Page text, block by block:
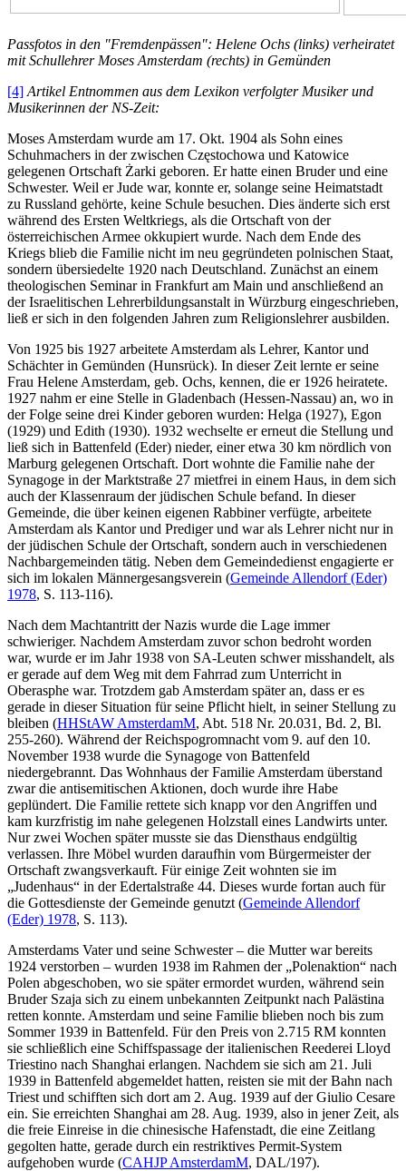
Passfotos in den "Fremdenpässen": Helene Ochs (links) verheiratet
mit Schullehrer Moses Amsterdam (rechts) in Gemünden
[4] Artikel Entnommen aus dem Lexikon verfolgter Musiker und
Musikerinnen der NS-Zeit:
Moses Amsterdam wurde am 17. Okt. 1904 als Sohn eines
Schuhmachers in der zwischen Częstochowa und Katowice
gelegenen Ortschaft Żarki geboren. Er hatte einen Bruder und eine
Schwester. Weil er Jude war, konnte er, solange seine Heimatstadt
zu Russland gehörte, keine Schule besuchen. Dies änderte sich erst
während des Ersten Weltkriegs, als die Ortschaft von der
österreichischen Armee okkupiert wurde. Nach dem Ende des
Kriegs blieb die Familie nicht im neu gegründeten polnischen Staat,
sondern übersiedelte 1920 nach Deutschland. Zunächst an einem
theologischen Seminar in Frankfurt am Main und anschließend an
der Israelitischen Lehrerbildungsanstalt in Würzburg eingeschrieben,
ließ er sich in den folgenden Jahren zum Religionslehrer ausbilden.
Von 1925 bis 1927 arbeitete Amsterdam als Lehrer, Kantor und
Schächter in Gemünden (Hunsrück). In dieser Zeit lernte er seine
Frau Helene Amsterdam, geb. Ochs, kennen, die er 1926 heiratete.
1927 nahm er eine Stelle in Gladenbach (Hessen-Nassau) an, wo in
der Folge seine drei Kinder geboren wurden: Helga (1927), Egon
(1929) und Edith (1930). 1932 wechselte er erneut die Stellung und
ließ sich in Battenfeld (Eder) nieder, einer etwa 30 km nördlich von
Marburg gelegenen Ortschaft. Dort wohnte die Familie nahe der
Synagoge in der Marktstraße 27 mietfrei in einem Haus, in dem sich
auch der Klassenraum der jüdischen Schule befand. In dieser
Gemeinde, die über keinen eigenen Rabbiner verfügte, arbeitete
Amsterdam als Kantor und Prediger und war als Lehrer nicht nur in
der jüdischen Schule der Ortschaft, sondern auch in verschiedenen
Nachbargemeinden tätig. Neben dem Gemeindedienst engagierte er
sich im lokalen Männergesangsverein (Gemeinde Allendorf (Eder)
1978, S. 113-116).
Nach dem Machtantritt der Nazis wurde die Lage immer
schwieriger. Nachdem Amsterdam zuvor schon bedroht worden
war, wurde er im Jahr 1938 von SA-Leuten schwer misshandelt, als
er gerade auf dem Weg mit dem Fahrrad zum Unterricht in
Oberasphe war. Trotzdem gab Amsterdam später an, dass er es
gerade in dieser Situation für seine Pflicht hielt, in seiner Stellung zu
bleiben (HHStAW AmsterdamM, Abt. 518 Nr. 20.031, Bd. 2, Bl.
255-260). Während der Reichspogromnacht vom 9. auf den 10.
November 1938 wurde die Synagoge von Battenfeld
niedergebrannt. Das Wohnhaus der Familie Amsterdam überstand
zwar die antisemitischen Aktionen, doch wurde ihre Habe
geplündert. Die Familie rettete sich knapp vor den Angriffen und
kam kurzfristig im nahe gelegenen Holzstall eines Landwirts unter.
Nur zwei Wochen später musste sie das Diensthaus endgültig
verlassen. Ihre Möbel wurden daraufhin vom Bürgermeister der
Ortschaft zwangsverkauft. Für einige Zeit wohnten sie im
„Judenhaus“ in der Edertalstraße 44. Dieses wurde fortan auch für
die Gottesdienste der Gemeinde genutzt (Gemeinde Allendorf
(Eder) 1978, S. 113).
Amsterdams Vater und seine Schwester – die Mutter war bereits
1924 verstorben – wurden 1938 im Rahmen der „Polenaktion“ nach
Polen abgeschoben, wo sie später ermordet wurden, während sein
Bruder Szaja sich zu einem unbekannten Zeitpunkt nach Palästina
retten konnte. Amsterdam und seine Familie blieben noch bis zum
Sommer 1939 in Battenfeld. Für den Preis von 2.715 RM konnten
sie schließlich eine Schiffspassage der italienischen Reederei Lloyd
Triestino nach Shanghai erlangen. Nachdem sie sich am 21. Juli
1939 in Battenfeld abgemeldet hatten, reisten sie mit der Bahn nach
Triest und schifften sich dort am 2. Aug. 1939 auf der Giulio Cesare
ein. Sie erreichten Shanghai am 28. Aug. 1939, also in jener Zeit, als
die freie Einreise in die chinesische Hafenstadt, die eine Zeitlang
gegolten hatte, gerade durch ein restriktives Permit-System
aufgehoben wurde (CAHJP AmsterdamM, DAL/197).